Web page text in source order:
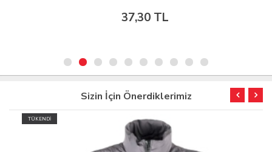
37,30 TL
Sizin İçin Önerdiklerimiz
TÜKENDİ